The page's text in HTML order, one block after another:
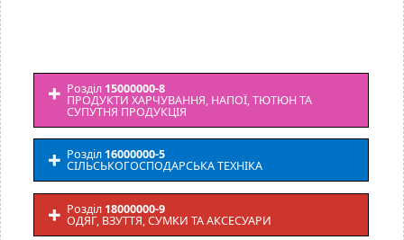
Розділ 15000000-8
ПРОДУКТИ ХАРЧУВАННЯ, НАПОЇ, ТЮТЮН ТА
СУПУТНЯ ПРОДУКЦІЯ
Розділ 16000000-5
СІЛЬСЬКОГОСПОДАРСЬКА ТЕХНІКА
Розділ 18000000-9
ОДЯГ, ВЗУТТЯ, СУМКИ ТА АКСЕСУАРИ